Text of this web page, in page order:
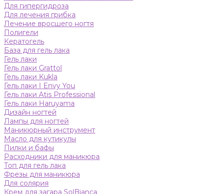
Для гипергидроза
Для лечения грибка
Лечение вросшего ногтя
Полигели
Кератогель
База для гель лака
Гель лаки
Гель лаки Grattol
Гель лаки Kukla
Гель лаки I Envy You
Гель лаки Atis Professional
Гель лаки Haruyama
Дизайн ногтей
Лампы для ногтей
Маникюрный инструмент
Масло для кутикулы
Пилки и бафы
Расходники для маникюра
Топ для гель лака
Фрезы для маникюра
Для солярия
Крем для загара SolBianca